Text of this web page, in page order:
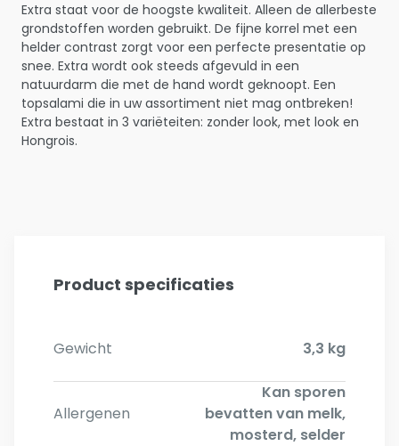
Extra staat voor de hoogste kwaliteit. Alleen de allerbeste
grondstoffen worden gebruikt. De fijne korrel met een
helder contrast zorgt voor een perfecte presentatie op
snee. Extra wordt ook steeds afgevuld in een
natuurdarm die met de hand wordt geknoopt. Een
topsalami die in uw assortiment niet mag ontbreken!
Extra bestaat in 3 variëteiten: zonder look, met look en
Hongrois.
Product specificaties
Gewicht 3,3 kg
Allergenen
Kan sporen
bevatten van melk,
mosterd, selder